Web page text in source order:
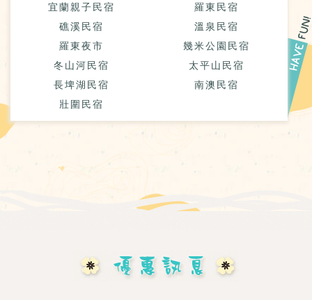
宜蘭親子民宿
羅東民宿
礁溪民宿
溫泉民宿
羅東夜市
幾米公園民宿
冬山河民宿
太平山民宿
長埤湖民宿
南澳民宿
壯圍民宿